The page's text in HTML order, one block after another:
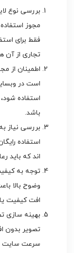
بررسی نوع
مجوز
فقط برای
تجاری از آن
اطمینان از
است در
باشد.
بررسی نیاز
استفاده
اند که باید
توجه به
وضوح بالا
افت کیفیت
بهینه سازی
تصویر بدون
سرعت سایت و